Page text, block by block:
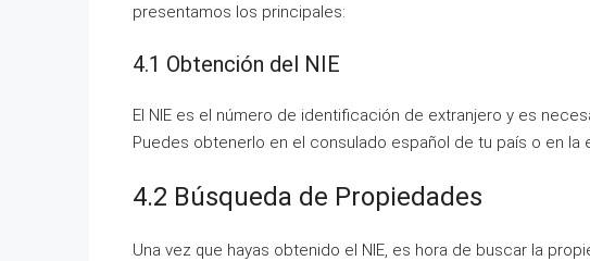
presentamos los principales:
4.1 Obtención del NIE
El NIE es el número de identificación de extranjero y es
Puedes obtenerlo en el consulado español de tu país o en la
4.2 Búsqueda de Propiedades
Una vez que hayas obtenido el NIE, es hora de buscar la